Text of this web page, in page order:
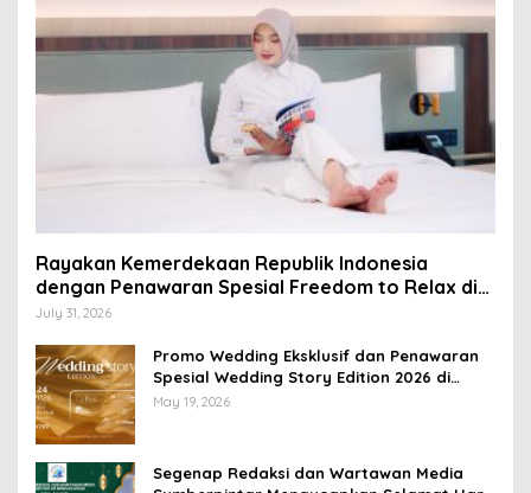
Rayakan Kemerdekaan Republik Indonesia
dengan Penawaran Spesial Freedom to Relax di
Holiday Inn Lampung Bukit Randu
July 31, 2026
Promo Wedding Eksklusif dan Penawaran
Spesial Wedding Story Edition 2026 di
Swiss-Belhotel Lampung
May 19, 2026
Segenap Redaksi dan Wartawan Media